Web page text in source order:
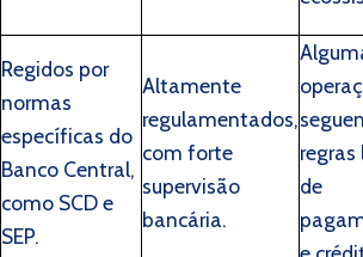
Regidos por
normas
específicas do
Banco Central,
como SCD e
SEP.
Altamente
regulamentados,
com forte
supervisão
bancária.
regras
de